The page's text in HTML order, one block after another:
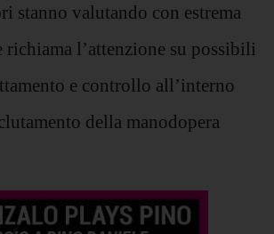
stanno valutando con estrema
richiama l’attenzione su possibili
e controllo all’interno
della manodopera